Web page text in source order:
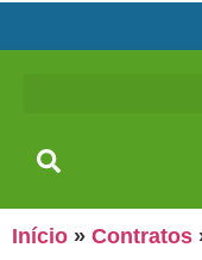
Início » Contratos